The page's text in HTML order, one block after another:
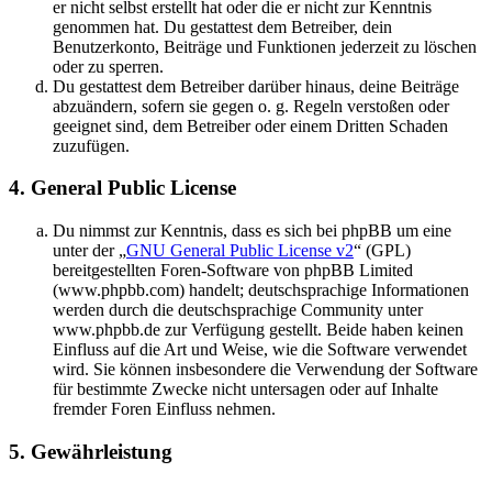
er nicht selbst erstellt hat oder die er nicht zur Kenntnis
genommen hat. Du gestattest dem Betreiber, dein
Benutzerkonto, Beiträge und Funktionen jederzeit zu löschen
oder zu sperren.
Du gestattest dem Betreiber darüber hinaus, deine Beiträge
abzuändern, sofern sie gegen o. g. Regeln verstoßen oder
geeignet sind, dem Betreiber oder einem Dritten Schaden
zuzufügen.
4. General Public License
Du nimmst zur Kenntnis, dass es sich bei phpBB um eine
unter der „GNU General Public License v2“ (GPL)
bereitgestellten Foren-Software von phpBB Limited
(www.phpbb.com) handelt; deutschsprachige Informationen
werden durch die deutschsprachige Community unter
www.phpbb.de zur Verfügung gestellt. Beide haben keinen
Einfluss auf die Art und Weise, wie die Software verwendet
wird. Sie können insbesondere die Verwendung der Software
für bestimmte Zwecke nicht untersagen oder auf Inhalte
fremder Foren Einfluss nehmen.
5. Gewährleistung